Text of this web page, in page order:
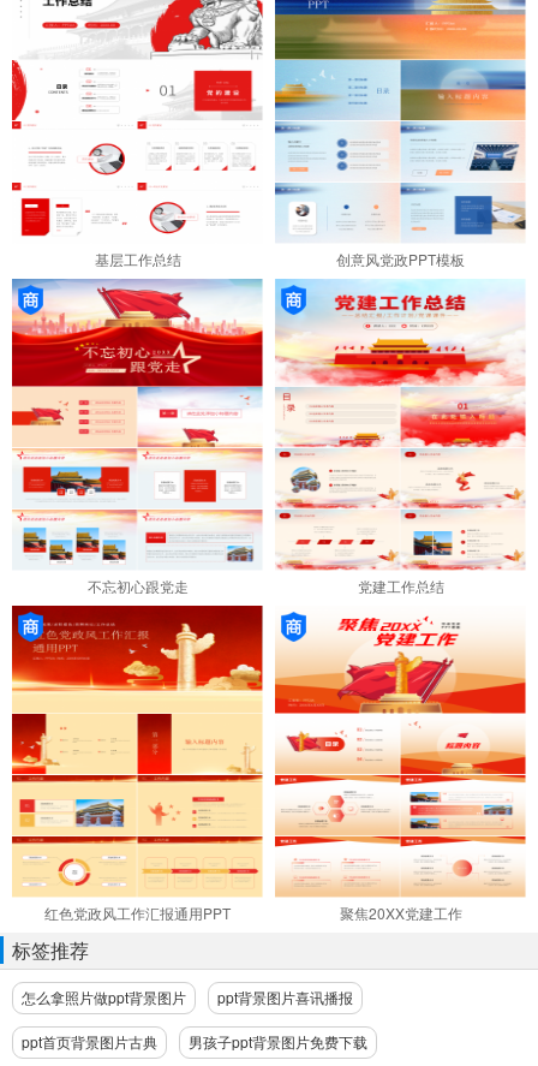
基层工作总结 创意风党政PPT模板
不忘初心跟党走 党建工作总结
红色党政风工作汇报通用PPT 聚焦20XX党建工作
标签推荐
怎么拿照片做ppt背景图片 ppt背景图片喜讯播报
ppt首页背景图片古典 男孩子ppt背景图片免费下载